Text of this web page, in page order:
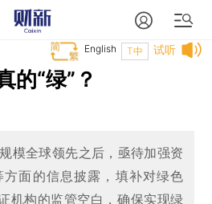
试听
T中
English
的“绿”？
模全球领先之后，亟待加强资
面的信息披露，填补对绿色
机构的监管空白，确保实现绿